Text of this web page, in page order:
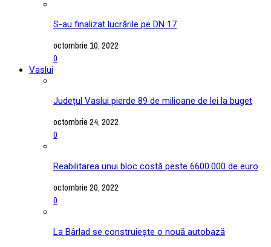
S-au finalizat lucrările pe DN 17
octombrie 10, 2022
0
Vaslui
Județul Vaslui pierde 89 de milioane de lei la buget
octombrie 24, 2022
0
Reabilitarea unui bloc costă peste 6600.000 de euro
octombrie 20, 2022
0
La Bârlad se construiește o nouă autobază